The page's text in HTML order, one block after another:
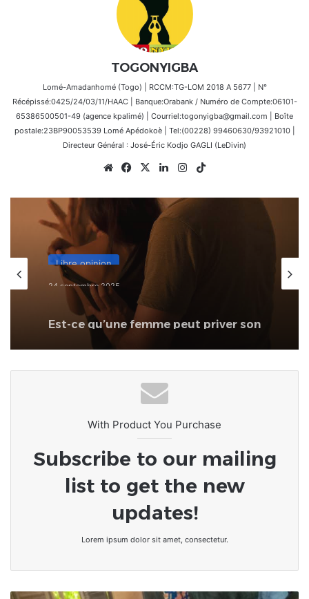
TOGONYIGBA
Lomé-Amadanhomé (Togo) | RCCM:TG-LOM 2018 A 5677 | N°
Récépissé:0425/24/03/11/HAAC | Banque:Orabank / Numéro de Compte:06101-
65386500501-49 (agence kpalimé) | Courriel:togonyigba@gmail.com | Boîte
postale:23BP90053539 Lomé Apédokoè | Tel:(00228) 99460630/93921010 |
Directeur Général : José-Éric Kodjo GAGLI (LeDivin)
WebsiteFacebook
X LinkedinInstagram
Libre opinion
24 septembre 2025
Est-ce qu’une femme peut priver son
mari de relation intime après une
dispute ?
With Product You Purchase
Subscribe to our mailing
list to get the new
updates!
Lorem ipsum dolor sit amet, consectetur.